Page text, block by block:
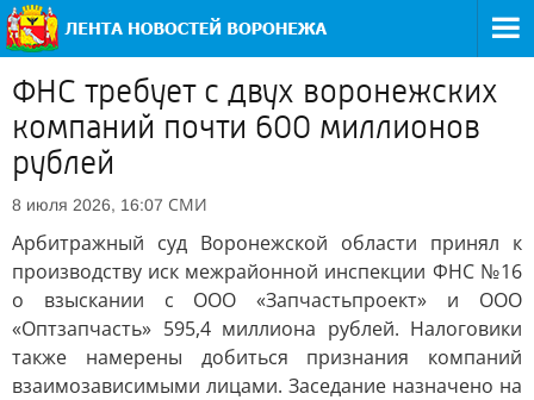
ФНС требует с двух воронежских
компаний почти 600 миллионов
рублей
8 июля 2026, 16:07 СМИ
Арбитражный суд Воронежской области принял к
производству иск межрайонной инспекции ФНС №16
о взыскании с ООО «Запчастьпроект» и ООО
«Оптзапчасть» 595,4 миллиона рублей. Налоговики
также намерены добиться признания компаний
взаимозависимыми лицами. Заседание назначено на